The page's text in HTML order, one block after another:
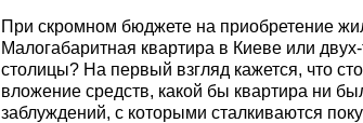
При скромном бюджете на приобретение
Малогабаритная квартира в Киеве или
столицы? На первый взгляд кажется, что
вложение средств, какой бы квартира ни
заблуждений, с которыми сталкиваются